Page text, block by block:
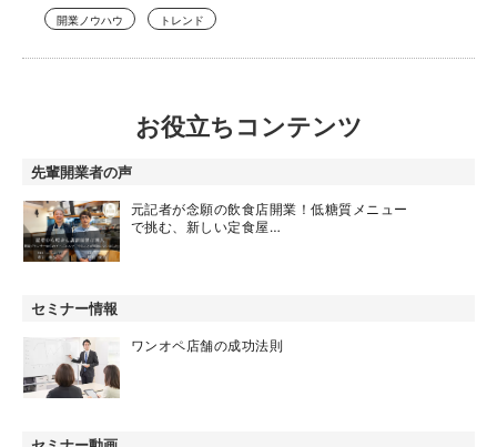
開業ノウハウ トレンド
お役立ちコンテンツ
先輩開業者の声
元記者が念願の飲食店開業！低糖質メニュー
で挑む、新しい定食屋…
セミナー情報
ワンオペ店舗の成功法則